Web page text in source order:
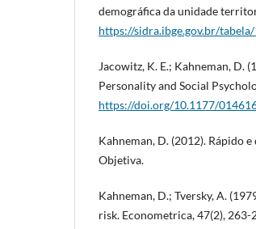
demográfica da unidade
https://sidra.ibge.gov.br/
Jacowitz, K. E.; Kahneman, D.
Personality and Social
https://doi.org/10.1177/
Kahneman, D. (2012). Rápido
Objetiva.
Kahneman, D.; Tversky, A.
risk. Econometrica, 47(2), 263-